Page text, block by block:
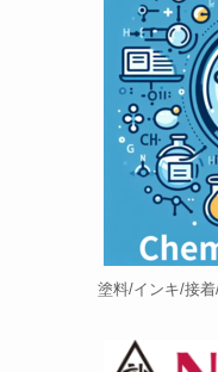
塗料/インキ/接